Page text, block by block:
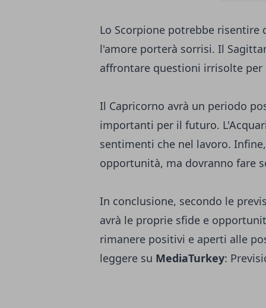
Lo Scorpione potrebbe risentire
l'amore porterà sorrisi. Il
affrontare questioni irrisolte per
Il Capricorno avrà un periodo
importanti per il futuro.
sentimenti che nel lavoro.
opportunità, ma dovranno fare
In conclusione, secondo le
avrà le proprie sfide e
rimanere positivi e aperti alle
leggere su MediaTurkey: